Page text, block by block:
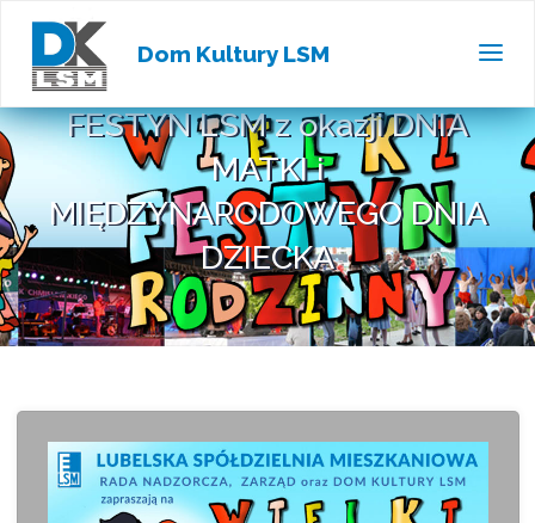
Dom Kultury LSM
FESTYN LSM z okazji DNIA
MATKI i
MIĘDZYNARODOWEGO DNIA
DZIECKA